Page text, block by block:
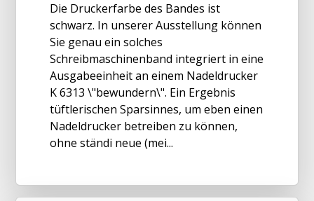
Die Druckerfarbe des Bandes ist
schwarz. In unserer Ausstellung können
Sie genau ein solches
Schreibmaschinenband integriert in eine
Ausgabeeinheit an einem Nadeldrucker
K 6313 \"bewundern\". Ein Ergebnis
tüftlerischen Sparsinnes, um eben einen
Nadeldrucker betreiben zu können,
ohne ständi neue (mei...